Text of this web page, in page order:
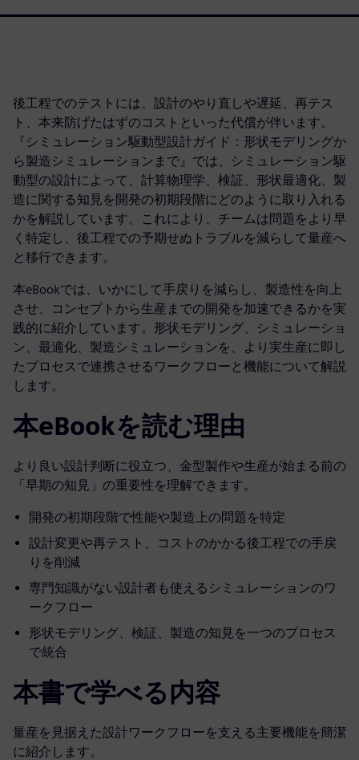
後工程でのテストには、設計のやり直しや遅延、再テス
ト、本来防げたはずのコストといった代償が伴います。
『シミュレーション駆動型設計ガイド：形状モデリングか
ら製造シミュレーションまで』では、シミュレーション駆
動型の設計によって、計算物理学、検証、形状最適化、製
造に関する知見を開発の初期段階にどのように取り入れる
かを解説しています。これにより、チームは問題をより早
く特定し、後工程での予期せぬトラブルを減らして量産へ
と移行できます。
本eBookでは、いかにして手戻りを減らし、製造性を向上
させ、コンセプトから生産までの開発を加速できるかを実
践的に紹介しています。形状モデリング、シミュレーショ
ン、最適化、製造シミュレーションを、より実生産に即し
たプロセスで連携させるワークフローと機能について解説
します。
本eBookを読む理由
より良い設計判断に役立つ、金型製作や生産が始まる前の
「早期の知見」の重要性を理解できます。
開発の初期段階で性能や製造上の問題を特定
設計変更や再テスト、コストのかかる後工程での手戻
りを削減
専門知識がない設計者も使えるシミュレーションのワ
ークフロー
形状モデリング、検証、製造の知見を一つのプロセス
で統合
本書で学べる内容
量産を見据えた設計ワークフローを支える主要機能を簡潔
に紹介します。